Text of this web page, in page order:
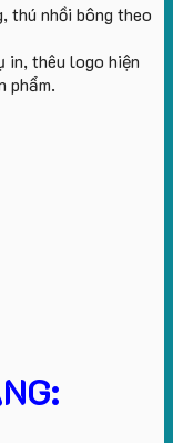
thú nhồi bông theo
in, thêu logo hiện
phẩm.